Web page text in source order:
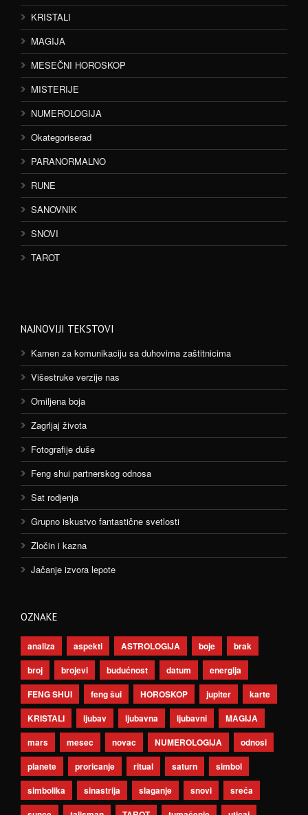
KRISTALI
MAGIJA
MESEČNI HOROSKOP
MISTERIJE
NUMEROLOGIJA
Okategoriserad
PARANORMALNO
RUNE
SANOVNIK
SNOVI
TAROT
NAJNOVIJI TEKSTOVI
Kamen za komunikaciju sa duhovima zaštitnicima
Višestruke verzije nas
Omiljena boja
Zagrljaj života
Fotografije duše
Feng shui partnerskog odnosa
Sat rodjenja
Grupno iskustvo fantastične svetlosti
Zločin i kazna
Jačanje izvora lepote
OZNAKE
analiza aspekti ASTROLOGIJA boje
brak
broj
brojevi budućnost datum
energija
FENG SHUI
feng šui HOROSKOP jupiter
karte
KRISTALI
ljubav ljubavna ljubavni
MAGIJA
mars
mesec novac NUMEROLOGIJA
odnosi
planete
proricanje ritual saturn
simbol
simbolika
sinastrija slaganje snovi
sreća